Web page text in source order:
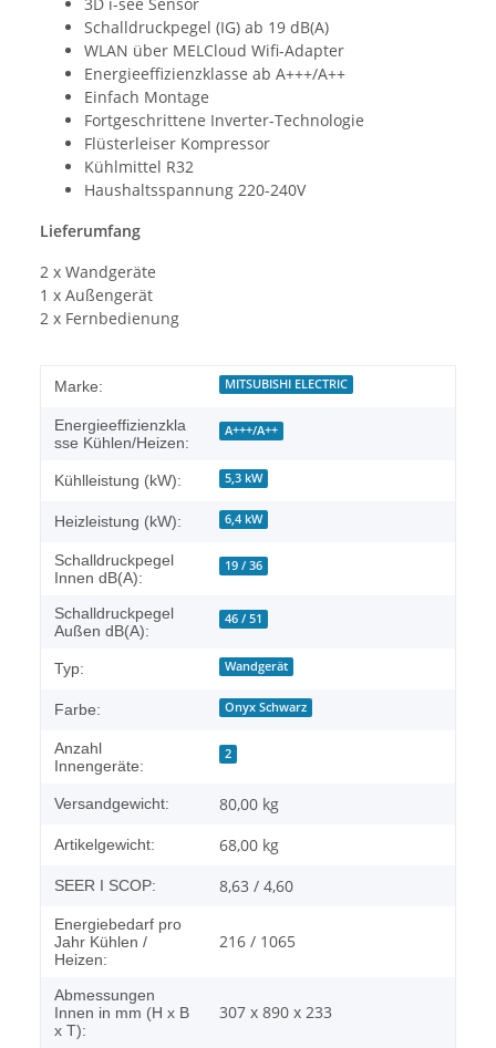
Schalldruckpegel (IG) ab 19 dB(A)
WLAN über MELCloud Wifi-Adapter
Energieeffizienzklasse ab A+++/A++
Einfach Montage
Fortgeschrittene Inverter-Technologie
Flüsterleiser Kompressor
Kühlmittel R32
Haushaltsspannung 220-240V
Lieferumfang
2 x Wandgeräte
1 x Außengerät
2 x Fernbedienung
Marke: MITSUBISHI ELECTRIC
Energieeffizienzkla
sse Kühlen/Heizen:
A+++/A++
Kühlleistung (kW): 5,3 kW
Heizleistung (kW): 6,4 kW
Schalldruckpegel
Innen dB(A):
19 / 36
Schalldruckpegel
Außen dB(A):
46 / 51
Typ: Wandgerät
Farbe: Onyx Schwarz
Anzahl
Innengeräte:
2
Versandgewicht: 80,00 kg
Artikelgewicht: 68,00 kg
SEER I SCOP: 8,63 / 4,60
Energiebedarf pro
Jahr Kühlen /
Heizen:
216 / 1065
Abmessungen
Innen in mm (H x B
x T):
307 x 890 x 233